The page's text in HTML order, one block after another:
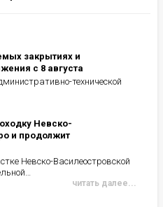
закрытиях и
с 8 августа
технической
Невско-
и продолжит
Невско-Василеостровской
читать далее...